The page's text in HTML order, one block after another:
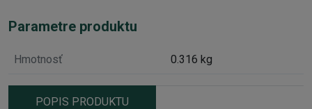
Parametre produktu
Hmotnosť 0.316 kg
POPIS PRODUKTU